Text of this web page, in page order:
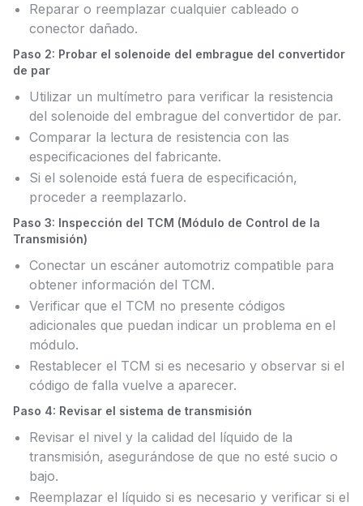
Reparar o reemplazar cualquier cableado o
conector dañado.
Paso 2: Probar el solenoide del embrague del convertidor
de par
Utilizar un multímetro para verificar la resistencia
del solenoide del embrague del convertidor de par.
Comparar la lectura de resistencia con las
especificaciones del fabricante.
Si el solenoide está fuera de especificación,
proceder a reemplazarlo.
Paso 3: Inspección del TCM (Módulo de Control de la
Transmisión)
Conectar un escáner automotriz compatible para
obtener información del TCM.
Verificar que el TCM no presente códigos
adicionales que puedan indicar un problema en el
módulo.
Restablecer el TCM si es necesario y observar si el
código de falla vuelve a aparecer.
Paso 4: Revisar el sistema de transmisión
Revisar el nivel y la calidad del líquido de la
transmisión, asegurándose de que no esté sucio o
bajo.
Reemplazar el líquido si es necesario y verificar si el